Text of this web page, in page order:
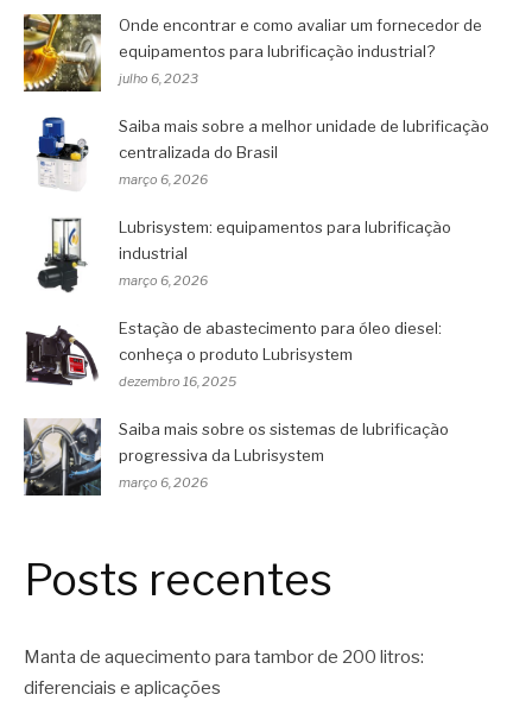
Onde encontrar e como avaliar um fornecedor de
equipamentos para lubrificação industrial?
julho 6, 2023
Saiba mais sobre a melhor unidade de lubrificação
centralizada do Brasil
março 6, 2026
Lubrisystem: equipamentos para lubrificação
industrial
março 6, 2026
Estação de abastecimento para óleo diesel:
conheça o produto Lubrisystem
dezembro 16, 2025
Saiba mais sobre os sistemas de lubrificação
progressiva da Lubrisystem
março 6, 2026
Posts recentes
Manta de aquecimento para tambor de 200 litros:
diferenciais e aplicações